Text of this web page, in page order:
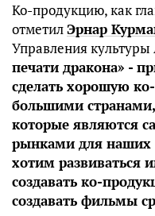
Ко-продукцию, как
отметилЭрнар
Управления
печати дракона» -
сделать хорошую
большими
которые являются
рынками для наших
хотим развиваться
создавать ко-
создавать фильмы